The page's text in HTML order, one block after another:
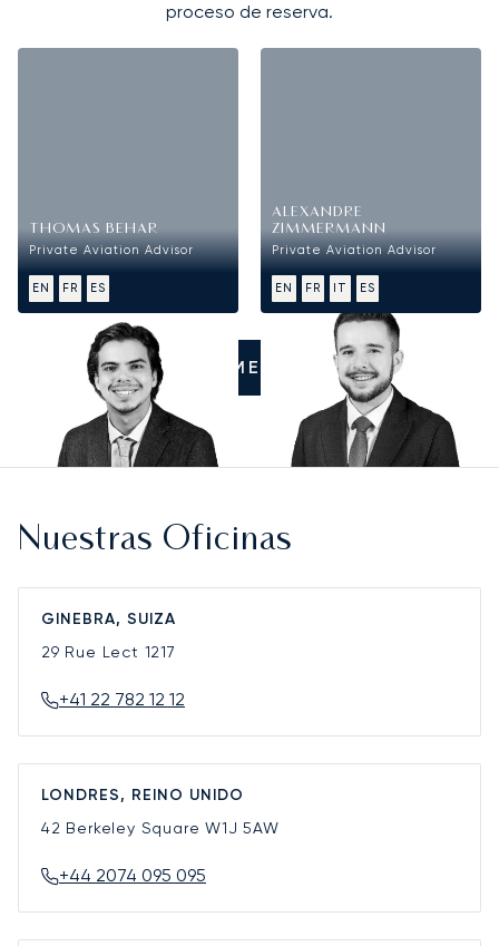
proceso de reserva.
THOMAS BEHAR
Private Aviation Advisor
EN FR ES
ALEXANDRE
ZIMMERMANN
Private Aviation Advisor
EN FR IT ES
LLÁMENOS
Nuestras Oficinas
GINEBRA, SUIZA
29 Rue Lect 1217
+41 22 782 12 12
LONDRES, REINO UNIDO
42 Berkeley SquareW1J 5AW
+44 2074 095 095